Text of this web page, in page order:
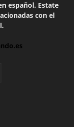
español. Estate
con el